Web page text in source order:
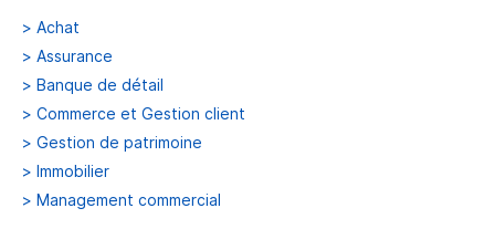
> Achat
> Assurance
> Banque de détail
> Commerce et Gestion client
> Gestion de patrimoine
> Immobilier
> Management commercial